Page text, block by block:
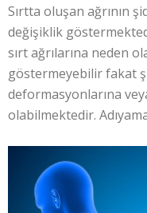
Sırtta oluşan ağrının
değişiklik
sırt ağrılarına neden
göstermeyebilir fakat
deformasyonlarına
olabilmektedir.